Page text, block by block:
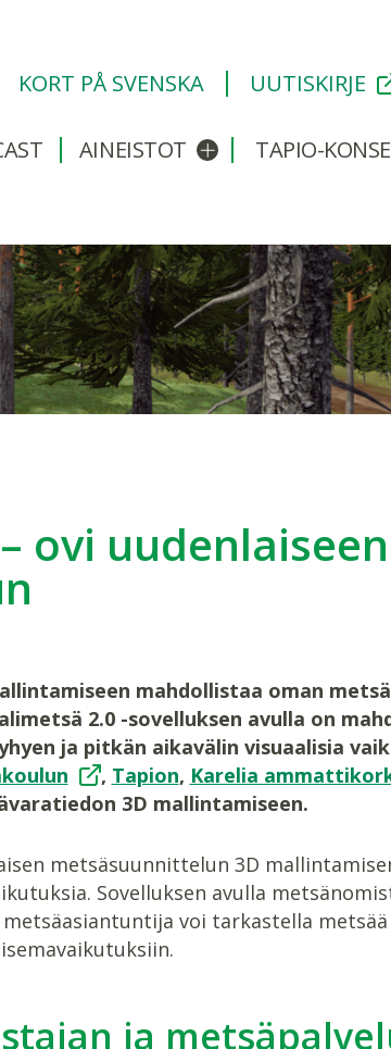
KORT PÅ SVENSKA UUTISKIRJE
AINEISTOT Avaa/sulje
TAPIO-
ovi uudenlaiseen
mahdollistaa oman
2.0 -sovelluksen avulla on
ja pitkän aikavälin visuaalisia
, Tapion, Karelia
3D mallintamiseen.
metsäsuunnittelun 3D
Sovelluksen avulla
voi tarkastella
ja